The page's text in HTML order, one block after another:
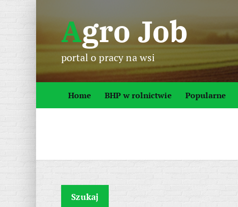
p
o
Agro Job
portal o pracy na wsi
Home BHP w rolnictwie Popularne
Szukaj